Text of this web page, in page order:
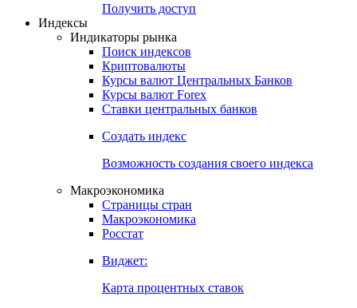
Получить доступ
Индексы
Индикаторы рынка
Поиск индексов
Криптовалюты
Курсы валют Центральных Банков
Курсы валют Forex
Ставки центральных банков
Создать индекс
Возможность создания своего индекса
Макроэкономика
Страницы стран
Макроэкономика
Росстат
Виджет:
Карта процентных ставок